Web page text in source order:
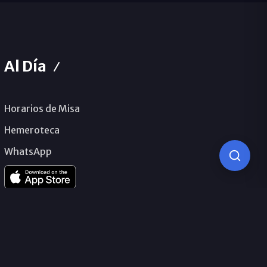
Al Día
Horarios de Misa
Hemeroteca
WhatsApp